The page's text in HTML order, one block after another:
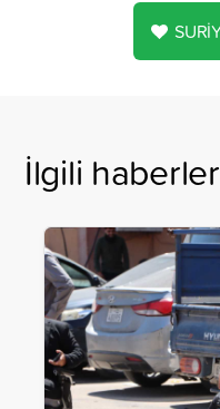
İlgili haberler